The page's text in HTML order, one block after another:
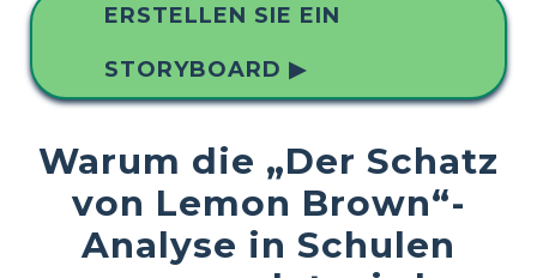
ERSTELLEN SIE EIN
STORYBOARD ▶
Warum die „Der Schatz
von Lemon Brown“-
Analyse in Schulen